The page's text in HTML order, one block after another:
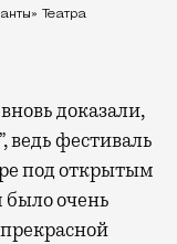
Театра
доказали,
ведь фестиваль
под открытым
очень